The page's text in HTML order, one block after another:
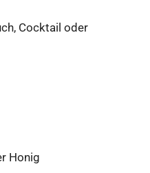
Cocktail oder
Honig